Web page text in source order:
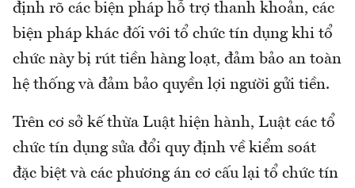
định rõ các biện pháp hỗ trợ thanh khoản, các
biện pháp khác đối với tổ chức tín dụng khi tổ
chức này bị rút tiền hàng loạt, đảm bảo an toàn
hệ thống và đảm bảo quyền lợi người gửi tiền.
Trên cơ sở kế thừa Luật hiện hành, Luật các tổ
chức tín dụng sửa đổi quy định về kiểm soát
đặc biệt và các phương án cơ cấu lại tổ chức tín